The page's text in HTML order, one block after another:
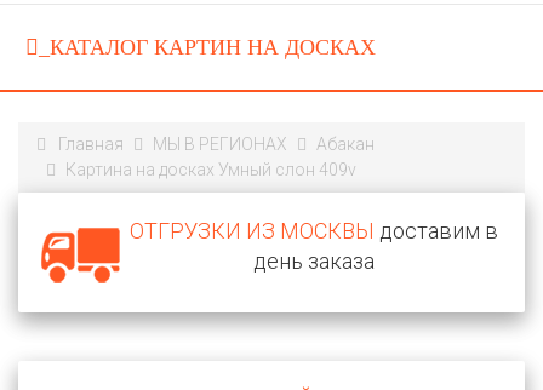
Главная МЫ В РЕГИОНАХ
Абакан
Картина на досках Умный слон 409v
ОТГРУЗКИ ИЗ МОСКВЫ доставим в
день заказа